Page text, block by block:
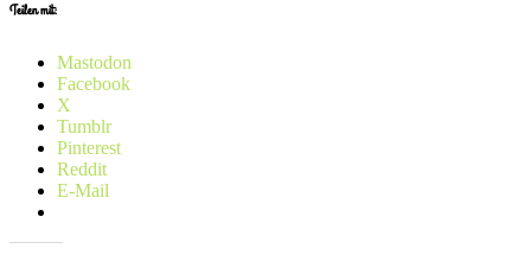
Teilen mit:
Mastodon
Facebook
X
Tumblr
Pinterest
Reddit
E-Mail